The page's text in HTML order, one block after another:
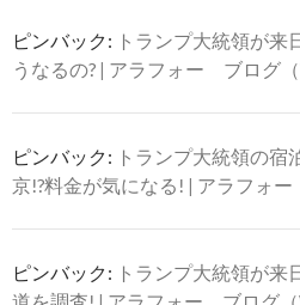
ピンバック: トランプ大統領が来
うなるの? | アラフォー ブログ
ピンバック: トランプ大統領の宿
京!?料金が気になる! | アラフォ
ピンバック: トランプ大統領が来